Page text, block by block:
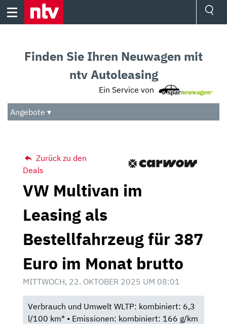
Skip
Audio
Das Beste
Finden Sie Ihren Neuwagen mit
ntv Autoleasing
Ein Service von
Angebote ▾
Zurück zu den
Deals
VW Multivan im
Leasing als
Bestellfahrzeug für 387
Euro im Monat brutto
MITTWOCH, 22. OKTOBER 2025 UM 08:01
Verbrauch und Umwelt WLTP: kombiniert: 6,3
l/100 km* • Emissionen: kombiniert: 166 g/km